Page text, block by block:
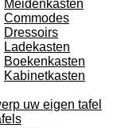
Meidenkasten
Commodes
Dressoirs
Ladekasten
Boekenkasten
Kabinetkasten
uw eigen tafel